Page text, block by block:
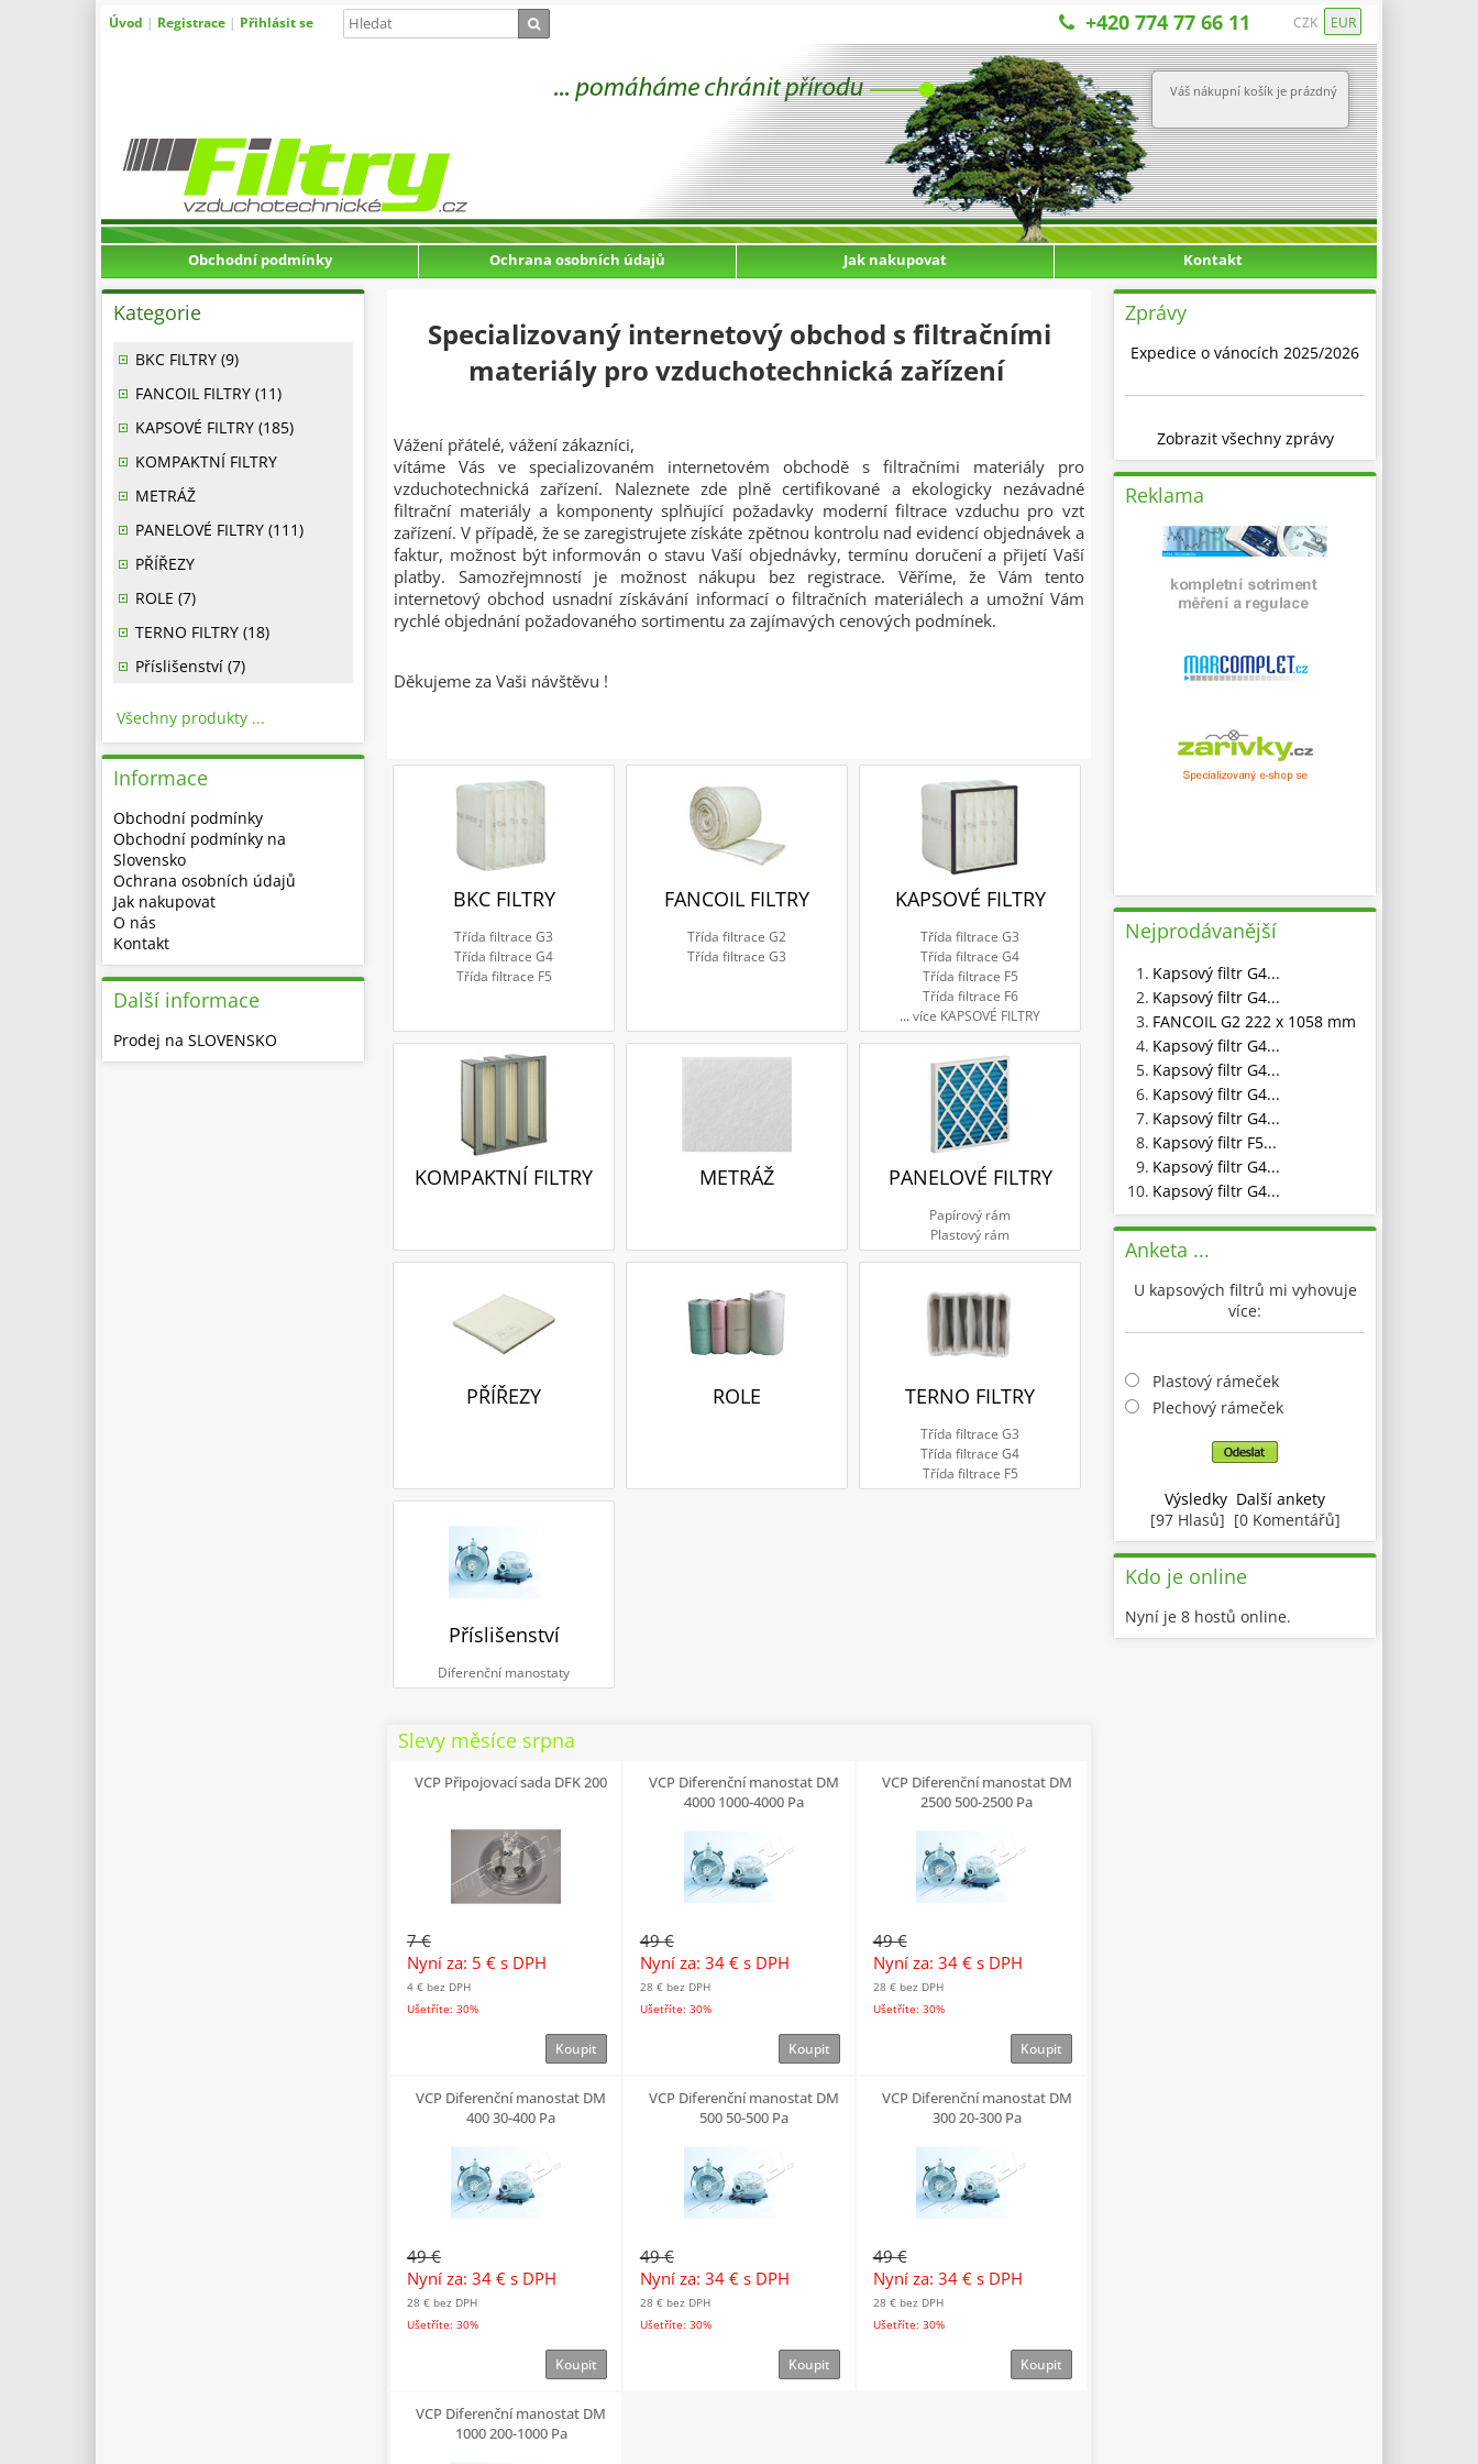
Úvod | Registrace | Přihlásit se CZK EUR
+420 774 77 66 11
Váš nákupní košík je prázdný
Obchodní podmínky Ochrana osobních údajů Jak nakupovat Kontakt
Specializovaný internetový obchod s filtračními
materiály pro vzduchotechnická zařízení
Vážení přátelé, vážení zákazníci,
vítáme Vás ve specializovaném internetovém obchodě s filtračními materiály pro
vzduchotechnická zařízení. Naleznete zde plně certifikované a ekologicky nezávadné
filtrační materiály a komponenty splňující požadavky moderní filtrace vzduchu pro vzt
zařízení. V případě, že se zaregistrujete získáte zpětnou kontrolu nad evidencí objednávek a
faktur, možnost být informován o stavu Vaší objednávky, termínu doručení a přijetí Vaší
platby. Samozřejmností je možnost nákupu bez registrace. Věříme, že Vám tento
internetový obchod usnadní získávání informací o filtračních materiálech a umožní Vám
rychlé objednání požadovaného sortimentu za zajímavých cenových podmínek.
Děkujeme za Vaši návštěvu !
BKC FILTRY
Třída filtrace G3
Třída filtrace G4
Třída filtrace F5
FANCOIL FILTRY
Třída filtrace G2
Třída filtrace G3
KAPSOVÉ FILTRY
Třída filtrace G3
Třída filtrace G4
Třída filtrace F5
Třída filtrace F6
...více KAPSOVÉ FILTRY
KOMPAKTNÍ FILTRY METRÁŽ PANELOVÉ FILTRY
Papírový rám
Plastový rám
PŘÍŘEZY ROLE TERNO FILTRY
Třída filtrace G3
Třída filtrace G4
Třída filtrace F5
Příslišenství
Diferenční manostaty
Slevy měsíce srpna
VCP Připojovací sada DFK 200
7 €
Nyní za: 5 € s DPH
4 € bez DPH
Ušetříte: 30%
Koupit
VCP Diferenční manostat DM
4000 1000-4000 Pa
49 €
Nyní za: 34 € s DPH
28 € bez DPH
Ušetříte: 30%
Koupit
VCP Diferenční manostat DM
2500 500-2500 Pa
49 €
Nyní za: 34 € s DPH
28 € bez DPH
Ušetříte: 30%
Koupit
VCP Diferenční manostat DM
400 30-400 Pa
49 €
Nyní za: 34 € s DPH
28 € bez DPH
Ušetříte: 30%
Koupit
VCP Diferenční manostat DM
500 50-500 Pa
49 €
Nyní za: 34 € s DPH
28 € bez DPH
Ušetříte: 30%
Koupit
VCP Diferenční manostat DM
300 20-300 Pa
49 €
Nyní za: 34 € s DPH
28 € bez DPH
Ušetříte: 30%
Koupit
VCP Diferenční manostat DM
1000 200-1000 Pa
Kategorie
BKC FILTRY (9)
FANCOIL FILTRY (11)
KAPSOVÉ FILTRY (185)
KOMPAKTNÍ FILTRY
METRÁŽ
PANELOVÉ FILTRY (111)
PŘÍŘEZY
ROLE (7)
TERNO FILTRY (18)
Příslišenství (7)
Všechny produkty ...
Informace
Obchodní podmínky
Obchodní podmínky na
Slovensko
Ochrana osobních údajů
Jak nakupovat
O nás
Kontakt
Další informace
Prodej na SLOVENSKO
Zprávy
Expedice o vánocích 2025/2026
Zobrazit všechny zprávy
Reklama
Nejprodávanější
1. Kapsový filtr G4...
2. Kapsový filtr G4...
3. FANCOIL G2 222 x 1058 mm
4. Kapsový filtr G4...
5. Kapsový filtr G4...
6. Kapsový filtr G4...
7. Kapsový filtr G4...
8. Kapsový filtr F5...
9. Kapsový filtr G4...
10. Kapsový filtr G4...
Anketa ...
U kapsových filtrů mi vyhovuje
více:
Plastový rámeček
Plechový rámeček
Výsledky Další ankety
[97 Hlasů] [0 Komentářů]
Kdo je online
Nyní je 8 hostů online.